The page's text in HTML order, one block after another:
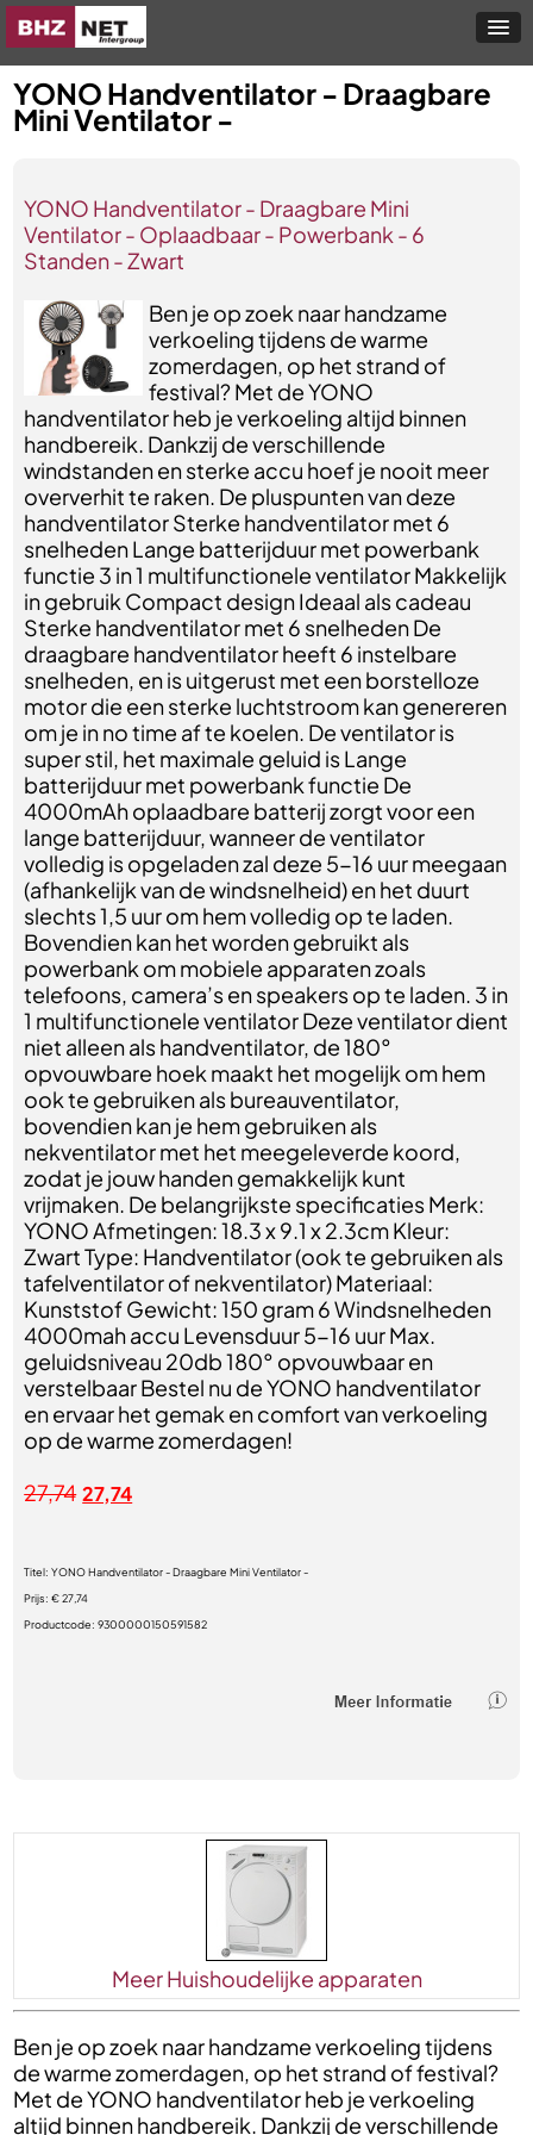
YONO Handventilator - Draagbare
Mini Ventilator -
YONO Handventilator - Draagbare Mini
Ventilator - Oplaadbaar - Powerbank - 6
Standen - Zwart
Ben je op zoek naar handzame
verkoeling tijdens de warme
zomerdagen, op het strand of
festival? Met de YONO
handventilator heb je verkoeling altijd binnen
handbereik. Dankzij de verschillende
windstanden en sterke accu hoef je nooit meer
oververhit te raken. De pluspunten van deze
handventilator Sterke handventilator met 6
snelheden Lange batterijduur met powerbank
functie 3 in 1 multifunctionele ventilator Makkelijk
in gebruik Compact design Ideaal als cadeau
Sterke handventilator met 6 snelheden De
draagbare handventilator heeft 6 instelbare
snelheden, en is uitgerust met een borstelloze
motor die een sterke luchtstroom kan genereren
om je in no time af ​​te koelen. De ventilator is
super stil, het maximale geluid is Lange
batterijduur met powerbank functie De
4000mAh oplaadbare batterij zorgt voor een
lange batterijduur, wanneer de ventilator
volledig is opgeladen zal deze 5-16 uur meegaan
(afhankelijk van de windsnelheid) en het duurt
slechts 1,5 uur om hem volledig op te laden.
Bovendien kan het worden gebruikt als
powerbank om mobiele apparaten zoals
telefoons, camera’s en speakers op te laden. 3 in
1 multifunctionele ventilator Deze ventilator dient
niet alleen als handventilator, de 180°
opvouwbare hoek maakt het mogelijk om hem
ook te gebruiken als bureauventilator,
bovendien kan je hem gebruiken als
nekventilator met het meegeleverde koord,
zodat je jouw handen gemakkelijk kunt
vrijmaken. De belangrijkste specificaties Merk:
YONO Afmetingen: 18.3 x 9.1 x 2.3cm Kleur:
Zwart Type: Handventilator (ook te gebruiken als
tafelventilator of nekventilator) Materiaal:
Kunststof Gewicht: 150 gram 6 Windsnelheden
4000mah accu Levensduur 5-16 uur Max.
geluidsniveau 20db 180° opvouwbaar en
verstelbaar Bestel nu de YONO handventilator
en ervaar het gemak en comfort van verkoeling
op de warme zomerdagen!
27,74 27,74
Titel:YONO Handventilator - Draagbare Mini Ventilator -
Prijs:€ 27,74
Productcode:9300000150591582
Meer Huishoudelijke apparaten
Ben je op zoek naar handzame verkoeling tijdens
de warme zomerdagen, op het strand of festival?
Met de YONO handventilator heb je verkoeling
altijd binnen handbereik. Dankzij de verschillende